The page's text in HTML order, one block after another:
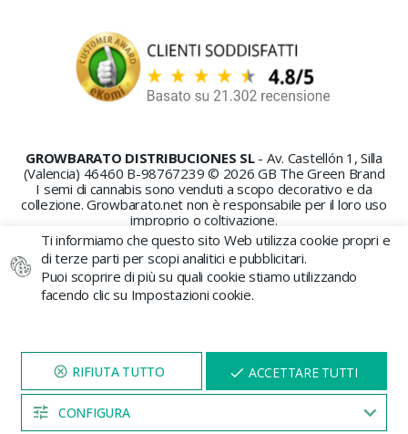
GROWBARATO DISTRIBUCIONES SL - Av. Castellón 1, Silla
(Valencia) 46460 B-98767239 © 2026 GB The Green Brand
I semi di cannabis sono venduti a scopo decorativo e da
collezione. Growbarato.net non è responsabile per il loro uso
improprio o coltivazione.
Ti informiamo che questo sito Web utilizza cookie propri e
di terze parti per scopi analitici e pubblicitari.
Puoi scoprire di più su quali cookie stiamo utilizzando
facendo clic su Impostazioni cookie.
CONFIGURA
ACCETTARE TUTTI
VISITA IL NOSTRO SITO
PER 5 MINUTI E QUI
APPARIRÀ UNOSCONTO
04:54